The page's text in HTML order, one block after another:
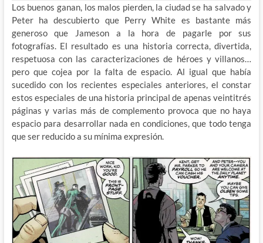
Los buenos ganan, los malos pierden, la ciudad se ha salvado y
Peter ha descubierto que Perry White es bastante más
generoso que Jameson a la hora de pagarle por sus
fotografías. El resultado es una historia correcta, divertida,
respetuosa con las caracterizaciones de héroes y villanos…
pero que cojea por la falta de espacio. Al igual que había
sucedido con los recientes especiales anteriores, el constar
estos especiales de una historia principal de apenas veintitrés
páginas y varias más de complemento provoca que no haya
espacio para desarrollar nada en condiciones, que todo tenga
que ser reducido a su mínima expresión.